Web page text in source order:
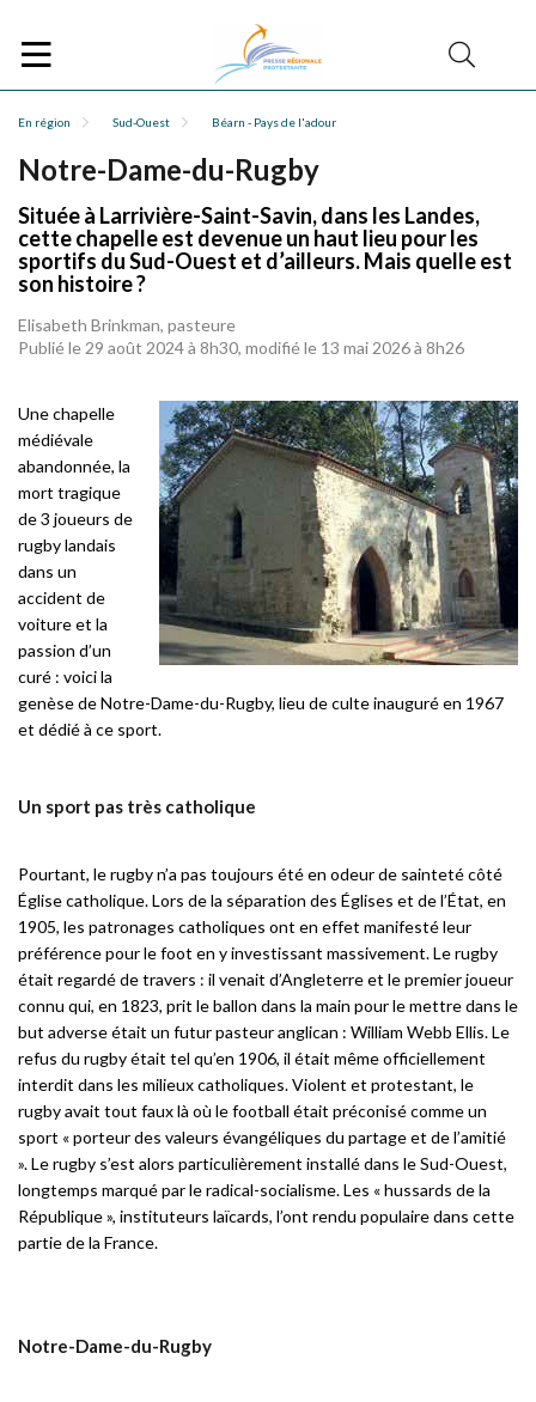
En région Sud-Ouest Béarn - Pays de l'adour
Notre-Dame-du-Rugby
Située à Larrivière-Saint-Savin, dans les Landes,
cette chapelle est devenue un haut lieu pour les
sportifs du Sud-Ouest et d’ailleurs. Mais quelle est
son histoire ?
Elisabeth Brinkman, pasteure
Publié le 29 août 2024 à 8h30, modifié le 13 mai 2026 à 8h26
Une chapelle
médiévale
abandonnée, la
mort tragique
de 3 joueurs de
rugby landais
dans un
accident de
voiture et la
passion d’un
curé : voici la
genèse de Notre-Dame-du-Rugby, lieu de culte inauguré en 1967
et dédié à ce sport.
Un sport pas très catholique
Pourtant, le rugby n’a pas toujours été en odeur de sainteté côté
Église catholique. Lors de la séparation des Églises et de l’État, en
1905, les patronages catholiques ont en effet manifesté leur
préférence pour le foot en y investissant massivement. Le rugby
était regardé de travers : il venait d’Angleterre et le premier joueur
connu qui, en 1823, prit le ballon dans la main pour le mettre dans le
but adverse était un futur pasteur anglican : William Webb Ellis. Le
refus du rugby était tel qu’en 1906, il était même officiellement
interdit dans les milieux catholiques. Violent et protestant, le
rugby avait tout faux là où le football était préconisé comme un
sport « porteur des valeurs évangéliques du partage et de l’amitié
». Le rugby s’est alors particulièrement installé dans le Sud-Ouest,
longtemps marqué par le radical-socialisme. Les « hussards de la
République », instituteurs laïcards, l’ont rendu populaire dans cette
partie de la France.
Notre-Dame-du-Rugby